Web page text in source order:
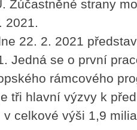
Zúčastněné strany
22. 2. 2021
Jedná se o první
rámcového
tři hlavní výzvy k
celkové výši 1,9